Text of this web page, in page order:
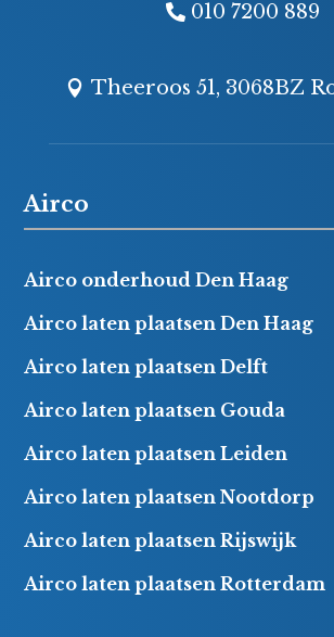
010 7200 889
Theeroos 51, 3068BZ
Airco
Airco onderhoud Den Haag
Airco laten plaatsen Den Haag
Airco laten plaatsen Delft
Airco laten plaatsen Gouda
Airco laten plaatsen Leiden
Airco laten plaatsen Nootdorp
Airco laten plaatsen Rijswijk
Airco laten plaatsen Rotterdam